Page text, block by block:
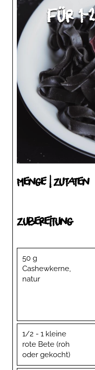
für 1-
Menge | Zutaten
Zubereitung
50 g
Cashewkerne,
natur
1/2 - 1 kleine
rote Bete (roh
oder gekocht)